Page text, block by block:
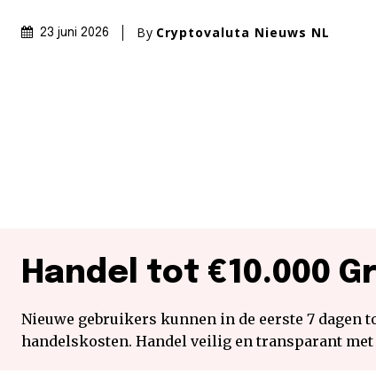
23 juni 2026 By Cryptovaluta Nieuws NL
Handel tot €10.000
Nieuwe gebruikers kunnen in de eerste 7 dagen
handelskosten. Handel veilig en transparant met